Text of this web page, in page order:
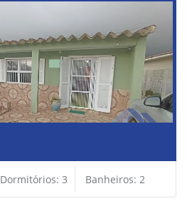
Dormitórios: 3 Banheiros: 2